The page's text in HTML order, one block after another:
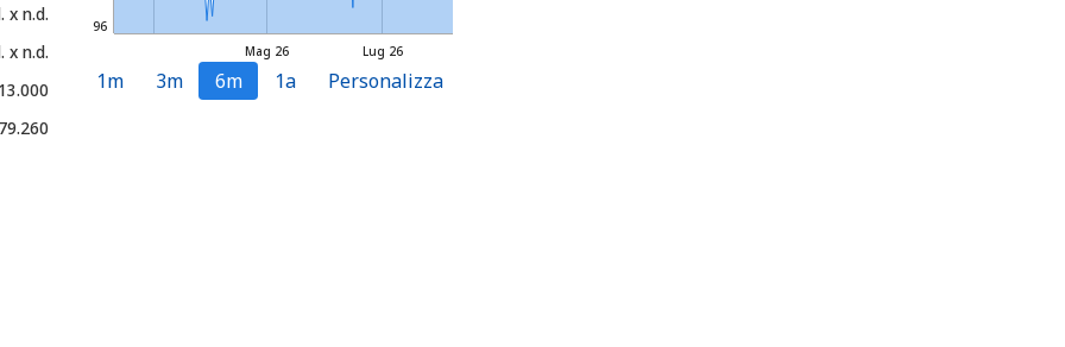
x n.d.
x n.d.
Lug 26
Mag 26
96
1m 3m 6m 1a Personalizza